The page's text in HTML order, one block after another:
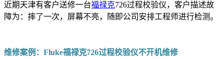
近期天津有客户送修一台福禄克726过程校验仪，客户描述故
障为：摔了一次，屏幕不亮，随即公司安排工程师进行检测。
维修案例：Fluke福禄克726过程校验仪不开机维修